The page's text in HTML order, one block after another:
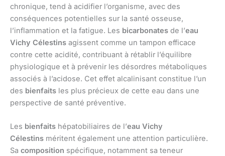
chronique, tend à acidifier l’organisme, avec des
conséquences potentielles sur la santé osseuse,
l’inflammation et la fatigue. Les bicarbonates de l’eau
Vichy Célestins agissent comme un tampon efficace
contre cette acidité, contribuant à rétablir l’équilibre
physiologique et à prévenir les désordres métaboliques
associés à l’acidose. Cet effet alcalinisant constitue l’un
des bienfaits les plus précieux de cette eau dans une
perspective de santé préventive.
Les bienfaits hépatobiliaires de l’eau Vichy
Célestins méritent également une attention particulière.
Sa composition spécifique, notamment sa teneur